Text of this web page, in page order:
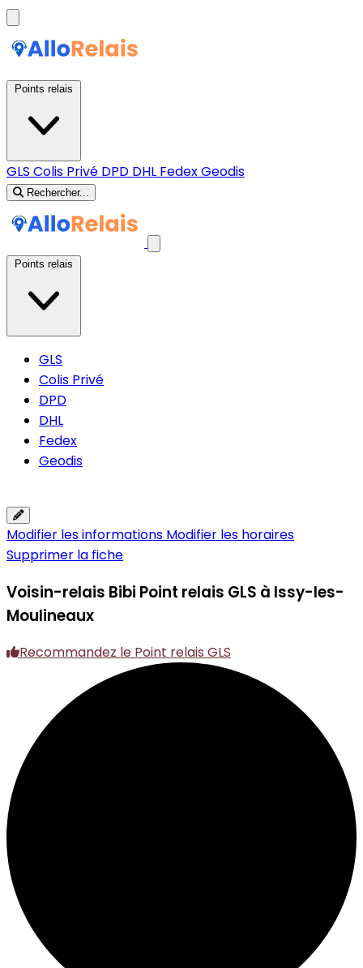
GLS Colis Privé DPD DHL FedexGeodis
Rechercher...
GLS
Colis Privé
DPD
DHL
Fedex
Geodis
Modifier les informations Modifier les horaires
Supprimer la fiche
Voisin-relais Bibi Point relais GLS à Issy-les-
Moulineaux
Recommandez le Point relais GLS